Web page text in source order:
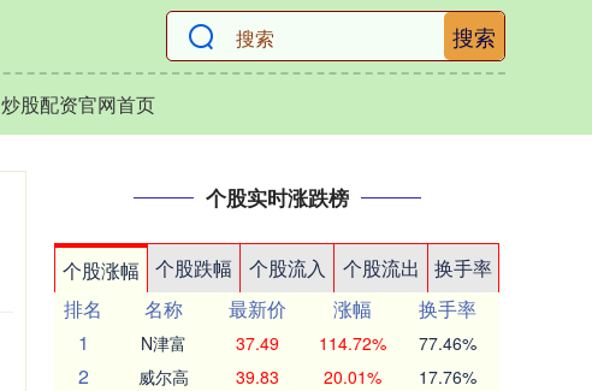
搜索
炒股配资官网首页
个股实时涨跌榜
个股涨幅 个股跌幅 个股流入 个股流出
换手率
排名
名称 最新价 涨幅
换手率
1
N津富 37.49 114.72% 77.46%
2 威尔高 39.83 20.01% 17.76%